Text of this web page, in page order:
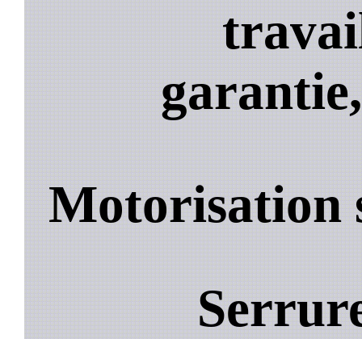
garantie,
Motorisation